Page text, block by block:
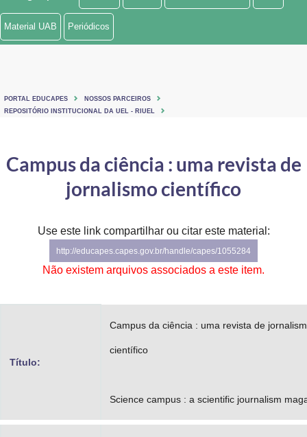
Ministério de Minas e Energia
Ministério do Turismo
Controladoria-Geral da União
Ministério da Mulher, da Família e dos Direitos Humanos
Secretaria-Geral
Material UAB Periódicos
PORTAL EDUCAPES
NOSSOS PARCEIROS
REPOSITÓRIO INSTITUCIONAL DA UEL - RIUEL
Campus da ciência : uma revista de
jornalismo científico
Use este link compartilhar ou citar este material:
http://educapes.capes.gov.br/handle/capes/1055284
Não existem arquivos associados a este item.
Título:
Campus da ciência : uma revista de
científico
Science campus : a scientific journalism